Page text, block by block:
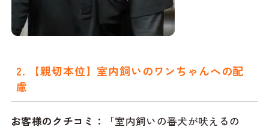
2. 【親切本位】室内飼いのワンちゃんへの配
慮
お客様のクチコミ：
「室内飼いの番犬が吠えるの